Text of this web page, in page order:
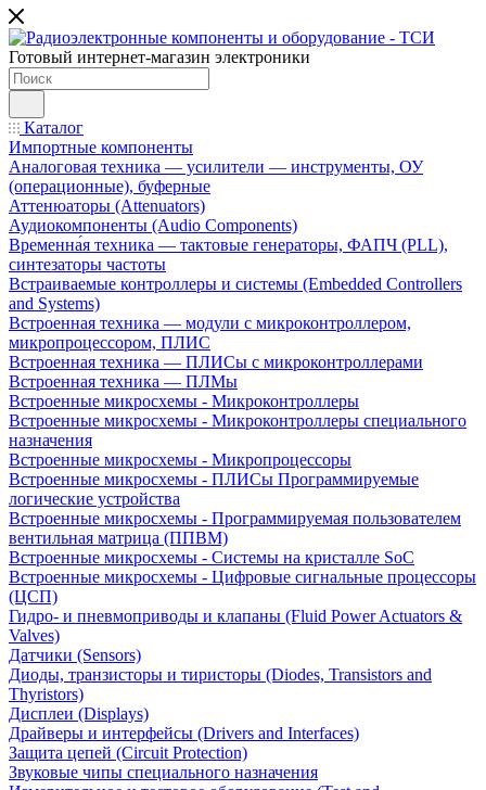
Готовый интернет-магазин электроники
Каталог
Импортные компоненты
Аналоговая техника — усилители — инструменты, ОУ
(операционные), буферные
Аттенюаторы (Attenuators)
Аудиокомпоненты (Audio Components)
Временна́я техника — тактовые генераторы, ФАПЧ (PLL),
синтезаторы частоты
Встраиваемые контроллеры и системы (Embedded Controllers
and Systems)
Встроенная техника — модули с микроконтроллером,
микропроцессором, ПЛИС
Встроенная техника — ПЛИСы с микроконтроллерами
Встроенная техника — ПЛМы
Встроенные микросхемы - Микроконтроллеры
Встроенные микросхемы - Микроконтроллеры специального
назначения
Встроенные микросхемы - Микропроцессоры
Встроенные микросхемы - ПЛИСы Программируемые
логические устройства
Встроенные микросхемы - Программируемая пользователем
вентильная матрица (ППВМ)
Встроенные микросхемы - Системы на кристалле SoC
Встроенные микросхемы - Цифровые сигнальные процессоры
(ЦСП)
Гидро- и пневмоприводы и клапаны (Fluid Power Actuators &
Valves)
Датчики (Sensors)
Диоды, транзисторы и тиристоры (Diodes, Transistors and
Thyristors)
Дисплеи (Displays)
Драйверы и интерфейсы (Drivers and Interfaces)
Защита цепей (Circuit Protection)
Звуковые чипы специального назначения